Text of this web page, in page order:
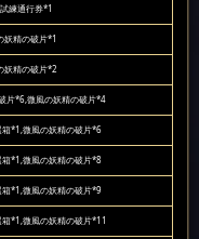
練通行券*1
妖精の破片*1
妖精の破片*2
片*6,微風の妖精の破片*4
*1,微風の妖精の破片*6
*1,微風の妖精の破片*8
*1,微風の妖精の破片*9
*1,微風の妖精の破片*11